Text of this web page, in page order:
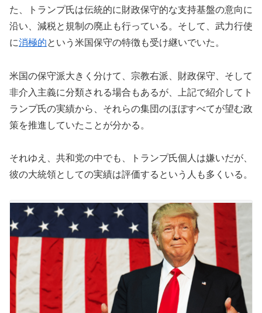
た、トランプ氏は伝統的に財政保守的な支持基盤の意向に
沿い、減税と規制の廃止も行っている。そして、武力行使
に消極的という米国保守の特徴も受け継いでいた。
米国の保守派大きく分けて、宗教右派、財政保守、そして
非介入主義に分類される場合もあるが、上記で紹介してト
ランプ氏の実績から、それらの集団のほぼすべてが望む政
策を推進していたことが分かる。
それゆえ、共和党の中でも、トランプ氏個人は嫌いだが、
彼の大統領としての実績は評価するという人も多くいる。